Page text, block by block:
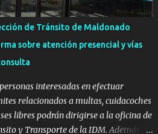
y Obras Públicas. La nueva
deportiva consiste en una
sobre sus laterales. Su destino
polifuncional, permitiendo la práctica
culturales. Próximo a la pista, se
juegos infantiles y equipamiento
(bancos de hormigón y sets de
de Tránsito de Maldonado
sobre atención presencial y vías
interesadas en efectuar
relacionados a multas, cuidacoches
libres podrán dirigirse a la oficina de
y Transporte de la IDM. Además, la